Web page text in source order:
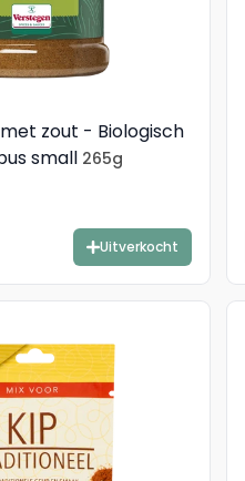
zout - Biologisch
small 265g
Uitverkocht